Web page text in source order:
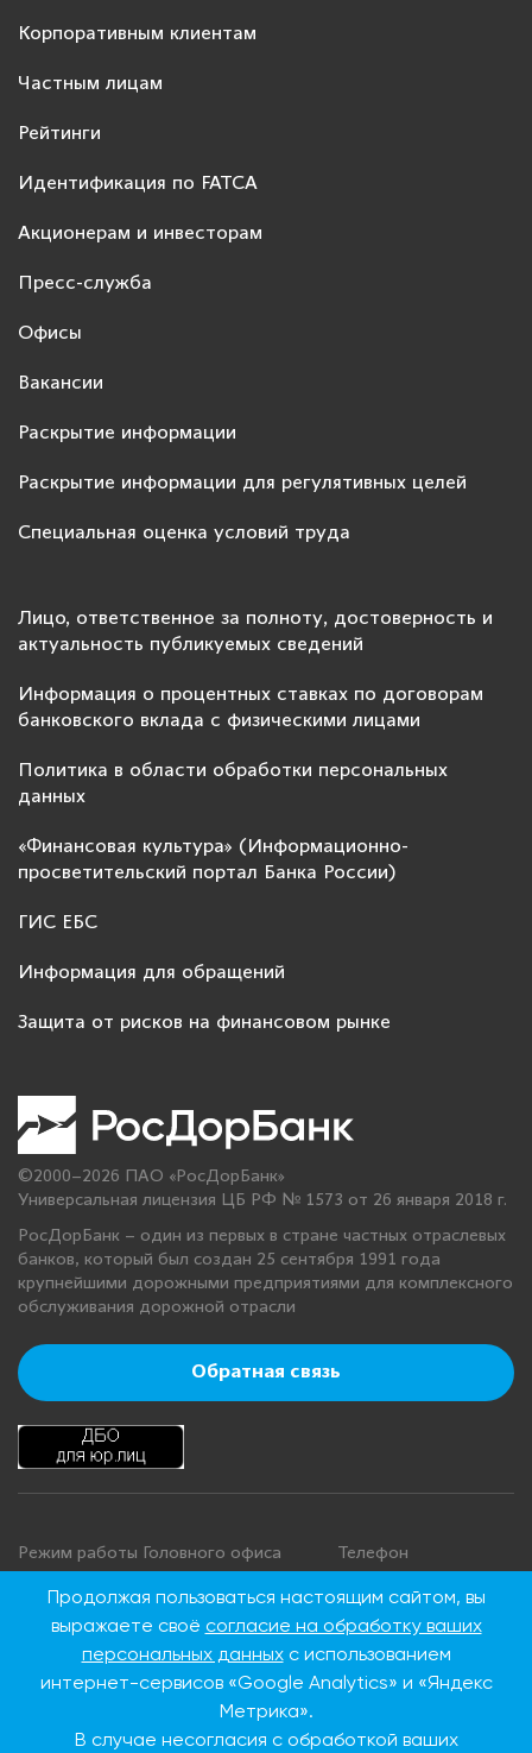
Корпоративным клиентам
Частным лицам
Рейтинги
Идентификация по FATCA
Акционерам и инвесторам
Пресс-служба
Офисы
Вакансии
Раскрытие информации
Раскрытие информации для регулятивных целей
Специальная оценка условий труда
Лицо, ответственное за полноту, достоверность и
актуальность публикуемых сведений
Информация о процентных ставках по договорам
банковского вклада с физическими лицами
Политика в области обработки персональных
данных
«Финансовая культура» (Информационно-
просветительский портал Банка России)
ГИС ЕБС
Информация для обращений
Защита от рисков на финансовом рынке
©2000–2026 ПАО «РосДорБанк»
Универсальная лицензия ЦБ РФ № 1573 от 26 января 2018 г.
РосДорБанк – один из первых в стране частных отраслевых
банков, который был создан 25 сентября 1991 года
крупнейшими дорожными предприятиями для комплексного
обслуживания дорожной отрасли
Обратная связь
Режим работы Головного офиса
Понедельник - четверг: с 9:00 до
18:00
Суббота, воскресенье: выходные
Телефон
+7 495 276 00 22
8 800 100 00 22
России)
Продолжая пользоваться настоящим сайтом, вы
выражаете своё согласие на обработку ваших
персональных данныхс использованием
интернет-сервисов «Google Analytics» и «Яндекс
Метрика».
В случае несогласия с обработкой ваших